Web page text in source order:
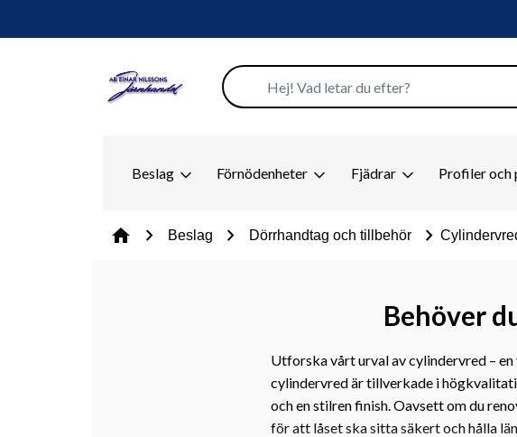
Beslag Förnödenheter Fjädrar Profiler och
home chevron_right Beslag chevron_right Dörrhandtag och tillbehör chevron_right
Behöver
Utforska vårt urval av cylindervred –
cylindervred är tillverkade i
och en stilren finish. Oavsett om du
för att låset ska sitta säkert och hålla